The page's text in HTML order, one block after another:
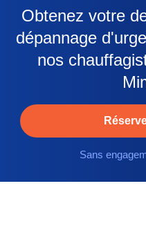
Obtenez votre
dépannage
nos
Sans